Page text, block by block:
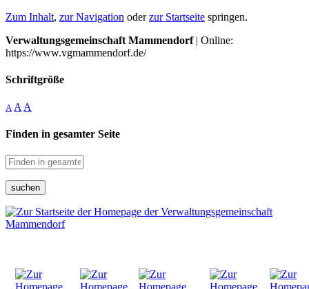
Zum Inhalt, zur Navigation oderzur Startseite springen.
Verwaltungsgemeinschaft Mammendorf| Online:
https://www.vgmammendorf.de/
Schriftgröße
A A A
Finden in gesamter Seite
suchen